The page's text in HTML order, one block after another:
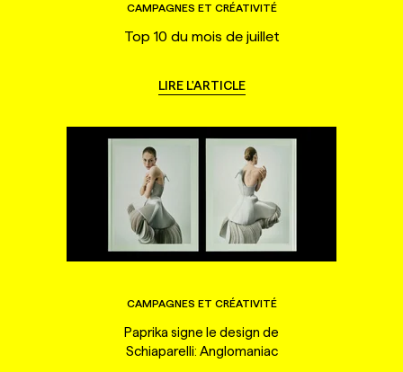
CAMPAGNES ET CRÉATIVITÉ
Top 10 du mois de juillet
LIRE L'ARTICLE
CAMPAGNES ET CRÉATIVITÉ
Paprika signe le design de
Schiaparelli: Anglomaniac